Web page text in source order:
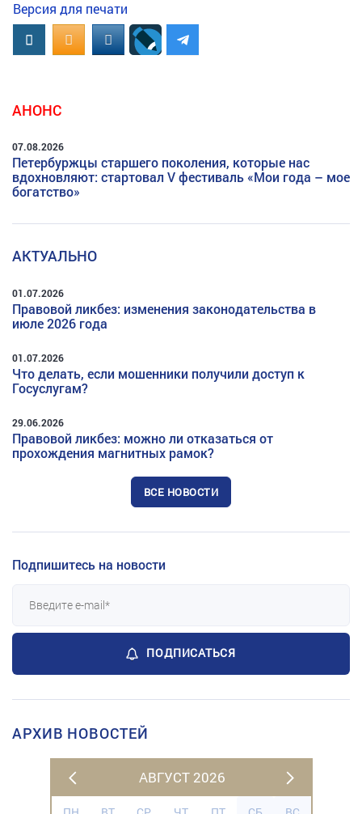
Версия для печати
ВконтактеOK.RUMAIL.RU
АНОНС
07.08.2026
Петербуржцы старшего поколения, которые нас
вдохновляют: стартовал V фестиваль «Мои года – мое
богатство»
АКТУАЛЬНО
01.07.2026
Правовой ликбез: изменения законодательства в
июле 2026 года
01.07.2026
Что делать, если мошенники получили доступ к
Госуслугам?
29.06.2026
Правовой ликбез: можно ли отказаться от
прохождения магнитных рамок?
ВСЕ НОВОСТИ
Подпишитесь на новости
ПОДПИСАТЬСЯ
АРХИВ НОВОСТЕЙ
АВГУСТ 2026